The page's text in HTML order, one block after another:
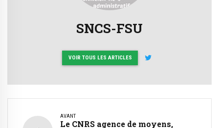
SNCS-FSU
VOIR TOUS LES ARTICLES
AVANT
Le CNRS agence de moyens,